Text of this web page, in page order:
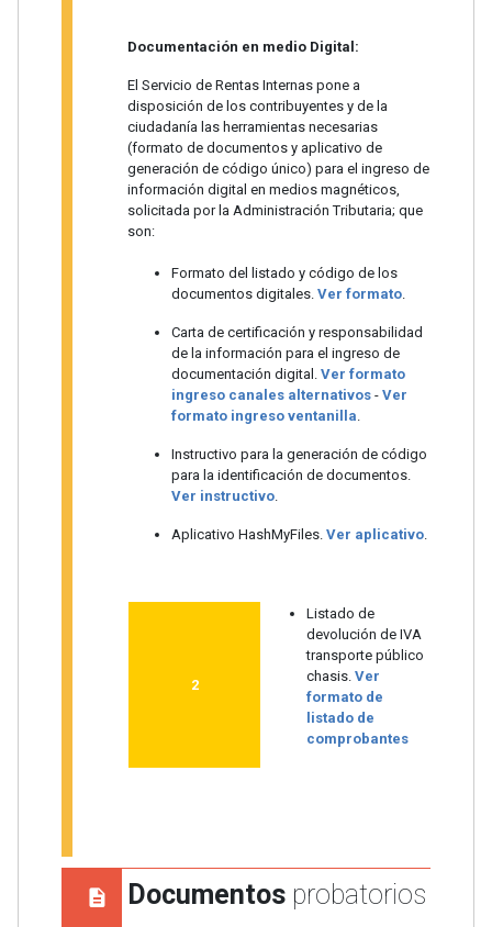
Documentación en medio Digital:
El Servicio de Rentas Internas pone a
disposición de los contribuyentes y de la
ciudadanía las herramientas necesarias
(formato de documentos y aplicativo de
generación de código único) para el ingreso de
información digital en medios magnéticos,
solicitada por la Administración Tributaria; que
son:
Formato del listado y código de los
documentos digitales. Ver formato.
Carta de certificación y responsabilidad
de la información para el ingreso de
documentación digital. Ver formato
ingreso canales alternativos- Ver
formato ingreso ventanilla.
Instructivo para la generación de código
para la identificación de documentos.
Ver instructivo.
Aplicativo HashMyFiles. Ver aplicativo.
2
Listado de
devolución de IVA
transporte público
chasis. Ver
formato de
listado de
comprobantes
Documentosprobatorios